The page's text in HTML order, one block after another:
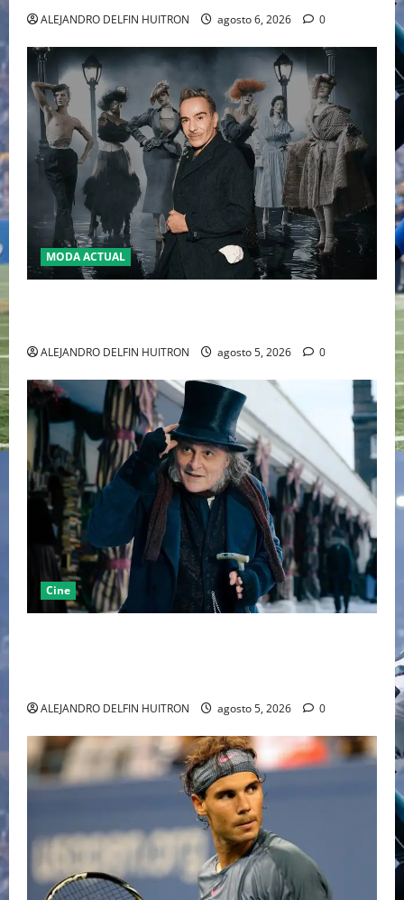
ALEJANDRO DELFIN HUITRON agosto 6, 2026 0
MODA ACTUAL
ALEJANDRO DELFIN HUITRON agosto 5, 2026 0
Cine
ALEJANDRO DELFIN HUITRON agosto 5, 2026 0